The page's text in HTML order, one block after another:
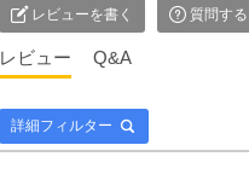
レビューを書く 質問する
レビュー Q&A
詳細フィルター